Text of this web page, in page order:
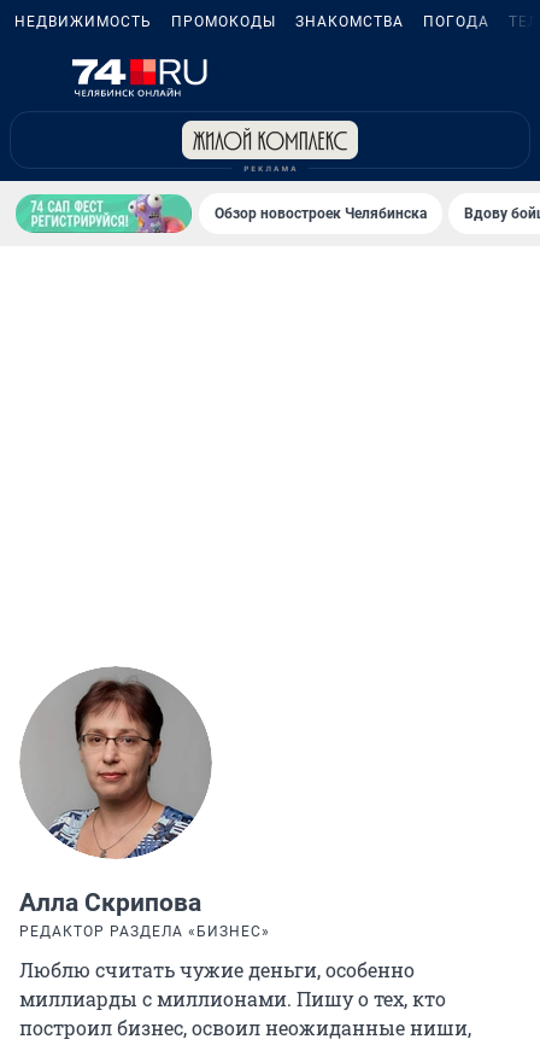
НЕДВИЖИМОСТЬ ПРОМОКОДЫ ЗНАКОМСТВА ПОГОДА
Обзор новостроек Челябинска Вдову
Алла Скрипова
РЕДАКТОР РАЗДЕЛА «БИЗНЕС»
Люблю считать чужие деньги, особенно
миллиарды с миллионами. Пишу о тех, кто
построил бизнес, освоил неожиданные ниши,